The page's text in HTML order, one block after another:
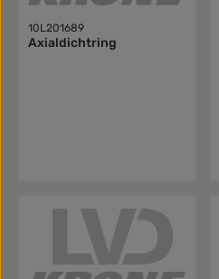
10L201689
Axialdichtring